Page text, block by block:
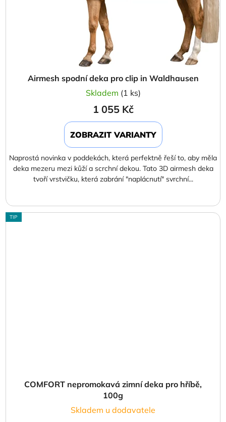
Airmesh spodní deka pro clip in Waldhausen
Skladem (1 ks)
1 055 Kč
ZOBRAZIT VARIANTY
Naprostá novinka v poddekách, která perfektně řeší to, aby měla
deka mezeru mezi kůží a scrchní dekou. Tato 3D airmesh deka
tvoří vrstvičku, která zabrání "naplácnutí" svrchní...
TIP
COMFORT nepromokavá zimní deka pro hříbě,
100g
Skladem u dodavatele